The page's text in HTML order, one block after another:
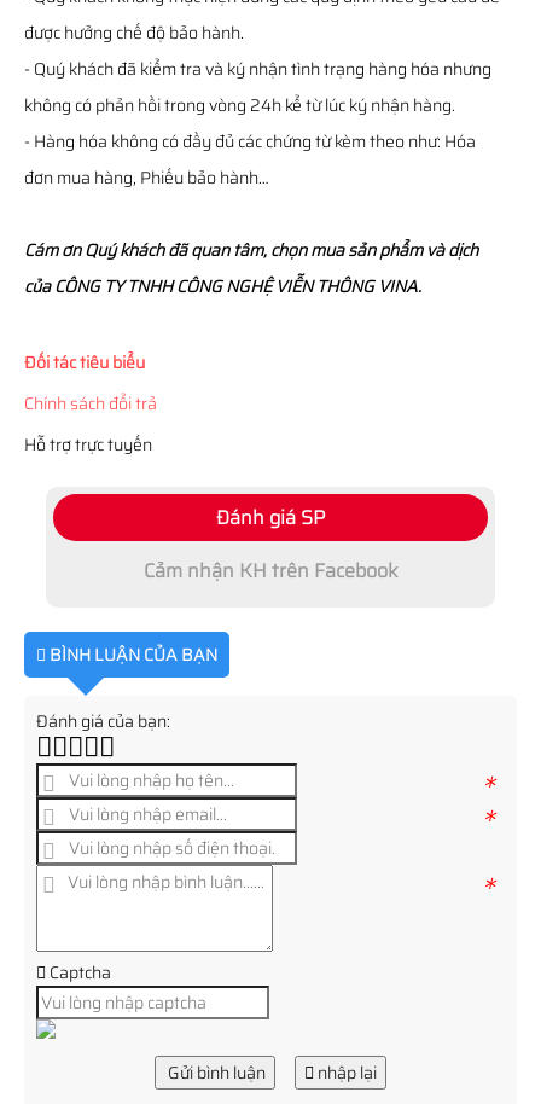
được hưởng chế độ bảo hành.
- Quý khách đã kiểm tra và ký nhận tình trạng hàng hóa nhưng
không có phản hồi trong vòng 24h kể từ lúc ký nhận hàng.
- Hàng hóa không có đầy đủ các chứng từ kèm theo như: Hóa
đơn mua hàng, Phiếu bảo hành…
Cám ơn Quý khách đã quan tâm, chọn mua sản phẩm và dịch
của CÔNG TY TNHH CÔNG NGHỆ VIỄN THÔNG VINA.
Đối tác tiêu biểu
Chính sách đổi trả
Hỗ trợ trực tuyến
Đánh giá SP
Cảm nhận KH trên Facebook
BÌNH LUẬN CỦA BẠN
Đánh giá của bạn:
*
*
*
Captcha
Gửi bình luận nhập lại